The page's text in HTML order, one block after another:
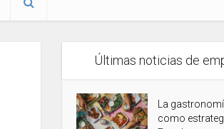
Últimas noticias de
La
como